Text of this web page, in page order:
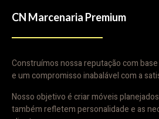
CN Marcenaria Premium
Construímos nossa reputação com
e um compromisso inabalável com a
Nosso objetivo é criar móveis
também refletem personalidade e as